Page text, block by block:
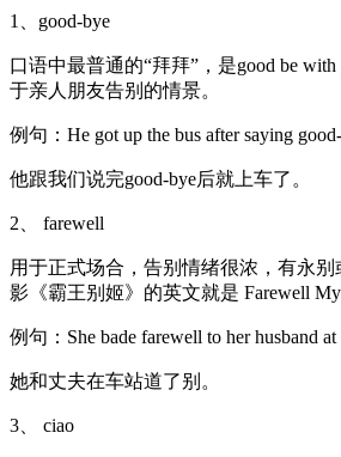
1、good-bye
口语中最普通的“拜拜”，是good be
于亲人朋友告别的情景。
例句：He got up the bus after saying
他跟我们说完good-bye后就上车了。
2、 farewell
用于正式场合，告别情绪很浓，有永
影《霸王别姬》的英文就是 Farewell My
例句：She bade farewell to her husband at
她和丈夫在车站道了别。
3、 ciao